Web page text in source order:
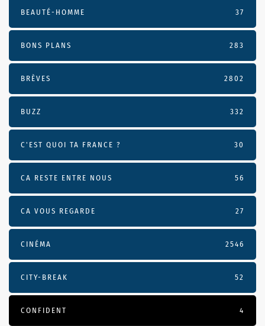
BEAUTÉ-HOMME 37
BONS PLANS 283
BRÈVES 2802
BUZZ 332
C'EST QUOI TA FRANCE ? 30
CA RESTE ENTRE NOUS 56
CA VOUS REGARDE 27
CINÉMA 2546
CITY-BREAK 52
CONFIDENT 4